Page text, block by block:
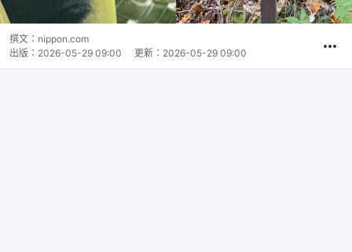
撰文： nippon.com
出版： 2026-05-29 09:00 更新： 2026-05-29 09:00